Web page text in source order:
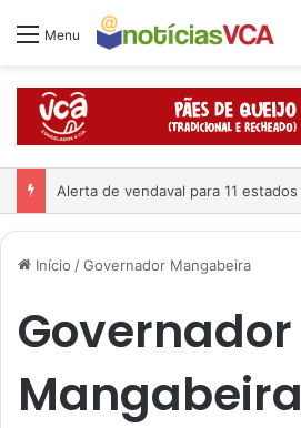
Menu
Início /Governador Mangabeira
Governador
Mangabeira